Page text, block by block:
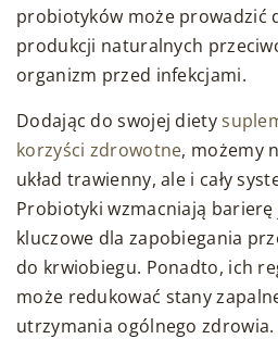
probiotyków może prowadzić
produkcji naturalnych
organizm przed infekcjami.
Dodając do swojej diety
korzyści zdrowotne, możemy
układ trawienny, ale i cały
Probiotyki wzmacniają
kluczowe dla zapobiegania
do krwiobiegu. Ponadto, ich
może redukować stany
utrzymania ogólnego zdrowia.